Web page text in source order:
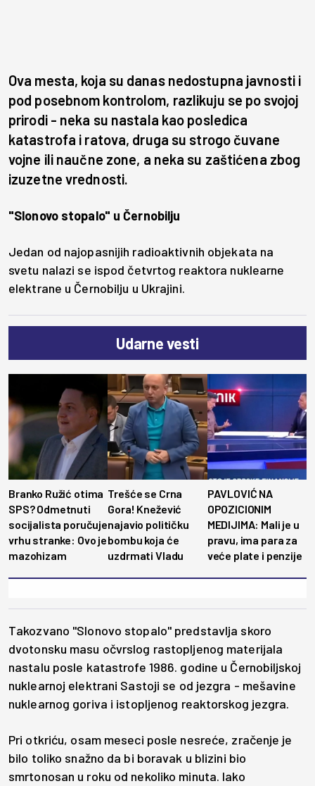
Ova mesta, koja su danas nedostupna javnosti i
pod posebnom kontrolom, razlikuju se po svojoj
prirodi - neka su nastala kao posledica
katastrofa i ratova, druga su strogo čuvane
vojne ili naučne zone, a neka su zaštićena zbog
izuzetne vrednosti.
"Slonovo stopalo" u Černobilju
Jedan od najopasnijih radioaktivnih objekata na
svetu nalazi se ispod četvrtog reaktora nuklearne
elektrane u Černobilju u Ukrajini.
Udarne vesti
Branko Ružić otima
SPS? Odmetnuti
socijalista poručuje
vrhu stranke: Ovo je
mazohizam
Trešće se Crna
Gora! Knežević
najavio političku
bombu koja će
uzdrmati Vladu
PAVLOVIĆ NA
OPOZICIONIM
MEDIJIMA: Mali je u
pravu, ima para za
veće plate i penzije
Takozvano "Slonovo stopalo" predstavlja skoro
dvotonsku masu očvrslog rastopljenog materijala
nastalu posle katastrofe 1986. godine u Černobiljskoj
nuklearnoj elektrani Sastoji se od jezgra - mešavine
nuklearnog goriva i istopljenog reaktorskog jezgra.
Pri otkriću, osam meseci posle nesreće, zračenje je
bilo toliko snažno da bi boravak u blizini bio
smrtonosan u roku od nekoliko minuta. Iako